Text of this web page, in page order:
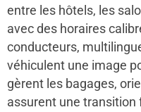
entre les hôtels, les
avec des horaires
conducteurs,
véhiculent une image
gèrent les bagages,
assurent une transition